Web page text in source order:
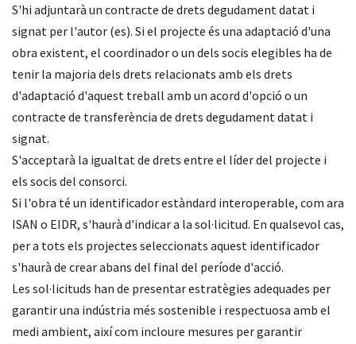
S'hi adjuntarà un contracte de drets degudament datat i
signat per l'autor (es). Si el projecte és una adaptació d'una
obra existent, el coordinador o un dels socis elegibles ha de
tenir la majoria dels drets relacionats amb els drets
d'adaptació d'aquest treball amb un acord d'opció o un
contracte de transferència de drets degudament datat i
signat.
S'acceptarà la igualtat de drets entre el líder del projecte i
els socis del consorci.
Si l'obra té un identificador estàndard interoperable, com ara
ISAN o EIDR, s'haurà d'indicar a la sol·licitud. En qualsevol cas,
per a tots els projectes seleccionats aquest identificador
s'haurà de crear abans del final del període d'acció.
Les sol·licituds han de presentar estratègies adequades per
garantir una indústria més sostenible i respectuosa amb el
medi ambient, així com incloure mesures per garantir